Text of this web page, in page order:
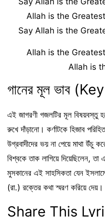
Allah is the
Say Allah is the
Allah is the
Allah is
গানের মূল ভাব
এই জাগরণী গজলটির মূল বিষয়বস্তু
রুখে দাঁড়ানো। কর্ণাটকে হিজাব
উগ্রবাদীদের ভয় না পেয়ে মাথা উঁচু
বিশ্বকে তাক লাগিয়ে দিয়েছিলেন,
মুসকানের এই সাহসিকতা যেন
(রা.) রক্তের কথা স্মরণ করিয়ে দেয়।
Share This